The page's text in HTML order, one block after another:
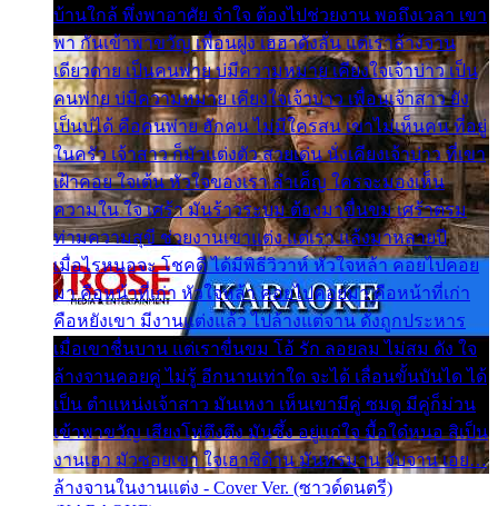
บ้านใกล้ พึ่งพาอาศัย จำใจ ต้องไปช่วยงาน พอถึงเวลา เขา
พา กันเข้าพาขวัญ เพื่อนฝูง เฮฮาดังลั่น แต่เราล้างจาน
เดียวดาย เป็นคนพ่าย บ่มีความหมาย เคียงใจเจ้าบ่าว เป็น
คนพ่าย บ่มีความหมาย เคียงใจเจ้าบ่าว เพื่อนเจ้าสาว ยัง
เป็นบ่ได้ คือคนพ่าย ฮักคน ไม่มีใครสน เขาไม่เห็นคน ที่อยู่
ในครัว เจ้าสาว ก็มัวแต่งตัว สวยเด่น นั่งเคียงเจ้าบ่าว ที่เขา
เฝ้าคอย ใจเต้น หัวใจของเรา ลำเค็ญ ใครจะมองเห็น
ความใน ใจ เศร้า มันร้าวระบม ต้องมาขื่นขม เศร้าตรม
ท่ามความสุขี ช่วยงานเขาแต่ง แต่เรา แล้งมาหลายปี
เมื่อไรหนอจะ โชคดี ได้มีพิธีวิวาห์ หัวใจหล้า คอยไปคอย
มา คือหน้าที่เก่า หัวใจหล้า คอยไปคอยมา คือหน้าที่เก่า
คือหยังเขา มีงานแต่งแล้ว ไปล้างแต่จาน ดั่งถูกประหาร
เมื่อเขาชื่นบาน แต่เราขื่นขม โอ้ รัก ลอยลม ไม่สม ดัง ใจ
ล้างจานคอยคู่ ไม่รู้ อีกนานเท่าใด จะได้ เลื่อนขั้นบันได ได้
เป็น ตำแหน่งเจ้าสาว มันเหงา เห็นเขามีคู่ ซมดู มีคู่ก็ม่วน
เข้าพาขวัญ เสียงโห่ตึงตึง มันซึ้ง อยู่แก่ใจ มื้อใด๋หนอ สิเป็น
งานเฮา มัวซอยเขา ใจเฮาซิด้าน มันทรมาน จับจาน เอย…
ล้างจานในงานแต่ง - Cover Ver. (ซาวด์ดนตรี)